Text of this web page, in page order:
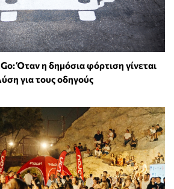
Όταν η δημόσια φόρτιση γίνεται
για τους οδηγούς